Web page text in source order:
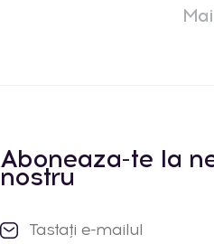
Aboneaza-te la
nostru